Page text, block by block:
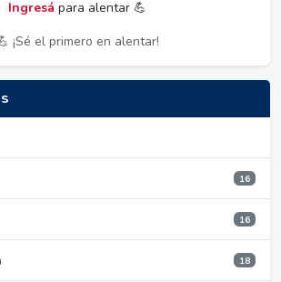
Ingresá para alentar 💪
¡Sé el primero en alentar!
16
16
18